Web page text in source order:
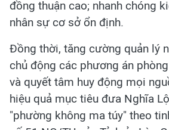
đồng thuận cao; nhanh chóng
nhân sự cơ sở ổn định.
Đồng thời, tăng cường quản lý
chủ động các phương án
và quyết tâm huy động mọi
hiệu quả mục tiêu đưa Nghĩa
"phường không ma túy" theo